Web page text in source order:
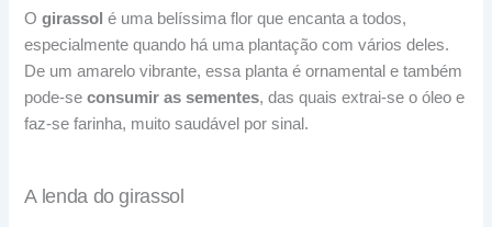
Ogirassol é uma belíssima flor que encanta a todos,
especialmente quando há uma plantação com vários deles.
De um amarelo vibrante, essa planta é ornamental e também
pode-seconsumir as sementes, das quais extrai-se o óleo e
faz-se farinha, muito saudável por sinal.
A lenda do girassol